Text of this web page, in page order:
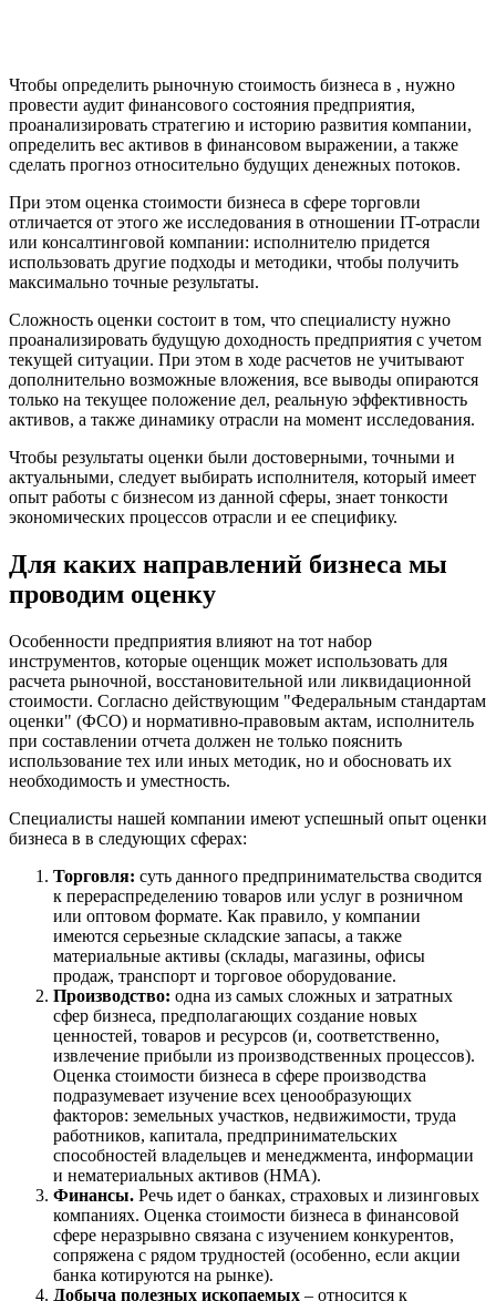
Чтобы определить рыночную стоимость бизнеса в , нужно
провести аудит финансового состояния предприятия,
проанализировать стратегию и историю развития компании,
определить вес активов в финансовом выражении, а также
сделать прогноз относительно будущих денежных потоков.
При этом оценка стоимости бизнеса в сфере торговли
отличается от этого же исследования в отношении IT-отрасли
или консалтинговой компании: исполнителю придется
использовать другие подходы и методики, чтобы получить
максимально точные результаты.
Сложность оценки состоит в том, что специалисту нужно
проанализировать будущую доходность предприятия с учетом
текущей ситуации. При этом в ходе расчетов не учитывают
дополнительно возможные вложения, все выводы опираются
только на текущее положение дел, реальную эффективность
активов, а также динамику отрасли на момент исследования.
Чтобы результаты оценки были достоверными, точными и
актуальными, следует выбирать исполнителя, который имеет
опыт работы с бизнесом из данной сферы, знает тонкости
экономических процессов отрасли и ее специфику.
Для каких направлений бизнеса мы
проводим оценку
Особенности предприятия влияют на тот набор
инструментов, которые оценщик может использовать для
расчета рыночной, восстановительной или ликвидационной
стоимости. Согласно действующим "Федеральным стандартам
оценки" (ФСО) и нормативно-правовым актам, исполнитель
при составлении отчета должен не только пояснить
использование тех или иных методик, но и обосновать их
необходимость и уместность.
Специалисты нашей компании имеют успешный опыт оценки
бизнеса в в следующих сферах:
Торговля: суть данного предпринимательства сводится
к перераспределению товаров или услуг в розничном
или оптовом формате. Как правило, у компании
имеются серьезные складские запасы, а также
материальные активы (склады, магазины, офисы
продаж, транспорт и торговое оборудование.
Производство: одна из самых сложных и затратных
сфер бизнеса, предполагающих создание новых
ценностей, товаров и ресурсов (и, соответственно,
извлечение прибыли из производственных процессов).
Оценка стоимости бизнеса в сфере производства
подразумевает изучение всех ценообразующих
факторов: земельных участков, недвижимости, труда
работников, капитала, предпринимательских
способностей владельцев и менеджмента, информации
и нематериальных активов (НМА).
Финансы. Речь идет о банках, страховых и лизинговых
компаниях. Оценка стоимости бизнеса в финансовой
сфере неразрывно связана с изучением конкурентов,
сопряжена с рядом трудностей (особенно, если акции
банка котируются на рынке).
Добыча полезных ископаемых – относится к
Великий Новгород
Великий Устюг
Вельск
Верещагино
Верхняя Пышма
Верхняя Салда
Видное
Владивосток
Владикавказ
Владимир
Волгоград
Волгодонск
Волжск
Вологда
Волоколамск
Волосово
Вольск
Воркута
Воскресенск
Воткинск
Всеволожск
Выборг
Выкса
Вязники
Вятские Поляны
Гай
Гатчина
Геленджик
Георгиевск
Горно-Алтайск
Городец
Горячий Ключ
Грозный
Губкинский
Гулькевичи
Гусев
Гусь-Хрустальный
Дедовск
Дербент